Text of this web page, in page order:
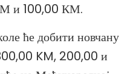
и 100,00 КМ.
ће добити новчану
KM, 200,00 и